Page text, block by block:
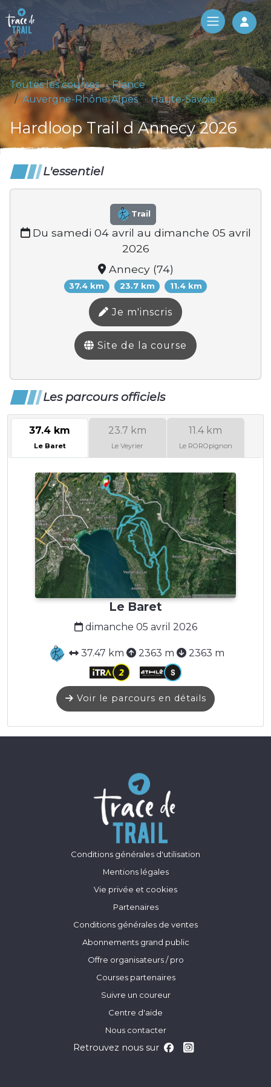
Log
Toutes les courses
France
Auvergne-Rhône-Alpes
Haute-Savoie
Hardloop Trail d Annecy 2026
L'essentiel
Trail
Du samedi 04 avril au dimanche 05 avril
2026
Annecy (74)
37.4 km 23.7 km 11.4 km
Je m'inscris
Site de la course
Les parcours officiels
37.4 km
Le Baret
23.7 km
Le Veyrier
11.4 km
Le ROROpignon
Le Baret
dimanche 05 avril 2026
37.47 km 2363 m 2363 m
Voir le parcours en détails
Conditions générales d'utilisation
Mentions légales
Vie privée et cookies
Partenaires
Conditions générales de ventes
Abonnements grand public
Offre organisateurs / pro
Courses partenaires
Suivre un coureur
Centre d'aide
Nous contacter
Retrouvez nous sur